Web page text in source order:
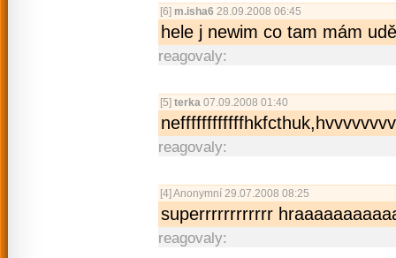
[6] m.isha6 28.09.2008 06:45
hele j newim co tam mám
reagovaly:
[5] terka 07.09.2008 01:40
reagovaly:
[4] Anonymní 29.07.2008 08:25
superrrrrrrrrrrr
reagovaly: